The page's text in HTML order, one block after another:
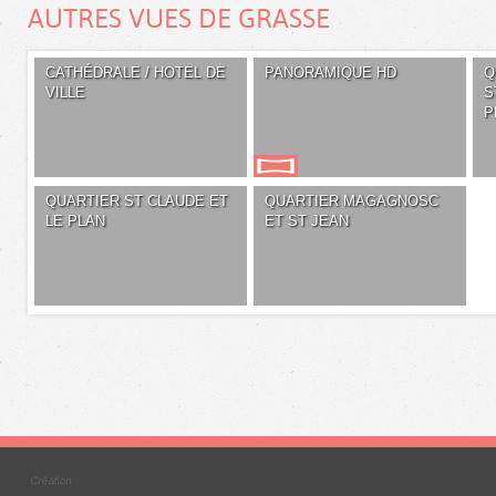
AUTRES VUES DE GRASSE
CATHÉDRALE / HOTEL DE
VILLE
PANORAMIQUE HD
QUARTIER ST CLAUDE ET
LE PLAN
QUARTIER MAGAGNOSC
ET ST JEAN